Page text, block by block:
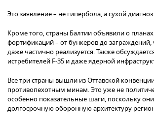
Это заявление – не гипербола, а сухой диагноз.
Кроме того, страны Балтии объявили о планах
фортификаций – от бункеров до заграждений,
даже частично реализуется. Также
истребителей F-35 и даже ядерной
Все три страны вышли из Оттавской
противопехотным минам. Это уже не
особенно показательные шаги, поскольку
долгосрочную оборонную архитектуру